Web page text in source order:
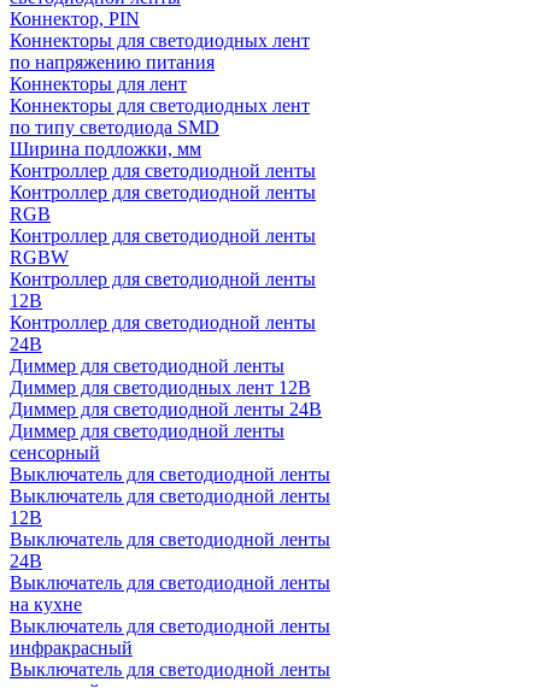
Коннектор, PIN
Коннекторы для светодиодных лент
по напряжению питания
Коннекторы для лент
Коннекторы для светодиодных лент
по типу светодиода SMD
Ширина подложки, мм
Контроллер для светодиодной ленты
Контроллер для светодиодной ленты
RGB
Контроллер для светодиодной ленты
RGBW
Контроллер для светодиодной ленты
12В
Контроллер для светодиодной ленты
24В
Диммер для светодиодной ленты
Диммер для светодиодных лент 12В
Диммер для светодиодной ленты 24В
Диммер для светодиодной ленты
сенсорный
Выключатель для светодиодной ленты
Выключатель для светодиодной ленты
12В
Выключатель для светодиодной ленты
24В
Выключатель для светодиодной ленты
на кухне
Выключатель для светодиодной ленты
инфракрасный
Выключатель для светодиодной ленты